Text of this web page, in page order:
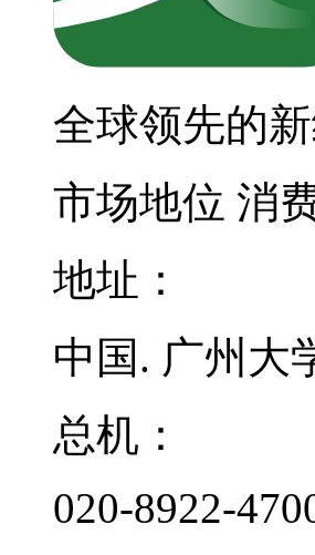
全球领先的
市场地位 消
地址：
中国. 广州大
总机：
020-8922-